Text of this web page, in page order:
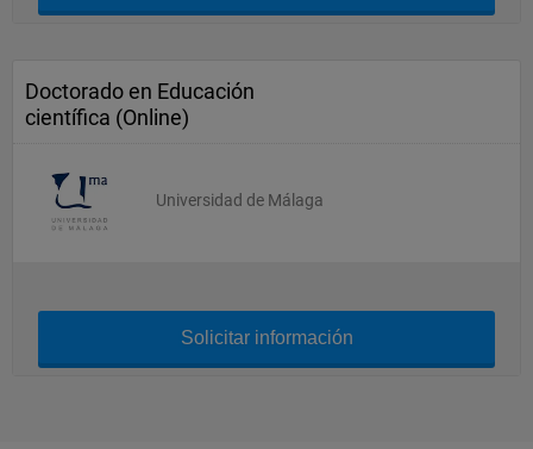
Doctorado en Educación
científica (Online)
Universidad de Málaga
Solicitar información